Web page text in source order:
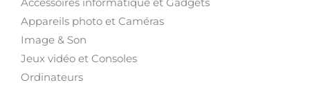
Accessoires informatique et Gadgets
Appareils photo et Caméras
Image & Son
Jeux vidéo et Consoles
Ordinateurs